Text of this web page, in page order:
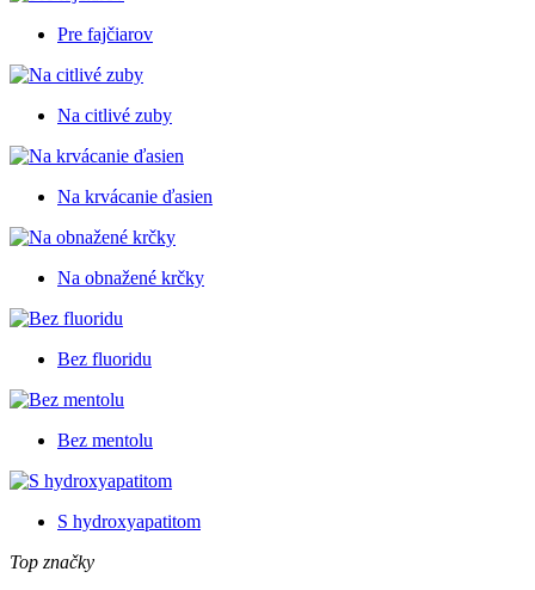
Pre fajčiarov
Na citlivé zuby
Na krvácanie ďasien
Na obnažené krčky
Bez fluoridu
Bez mentolu
S hydroxyapatitom
Top značky